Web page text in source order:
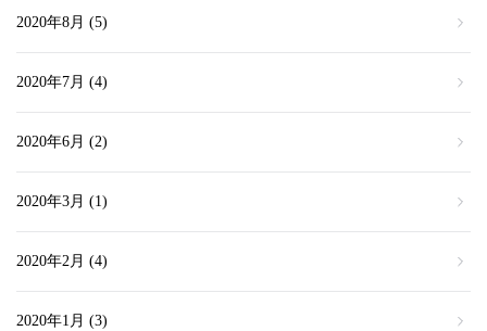
2020年8月 (5)
2020年7月 (4)
2020年6月 (2)
2020年3月 (1)
2020年2月 (4)
2020年1月 (3)